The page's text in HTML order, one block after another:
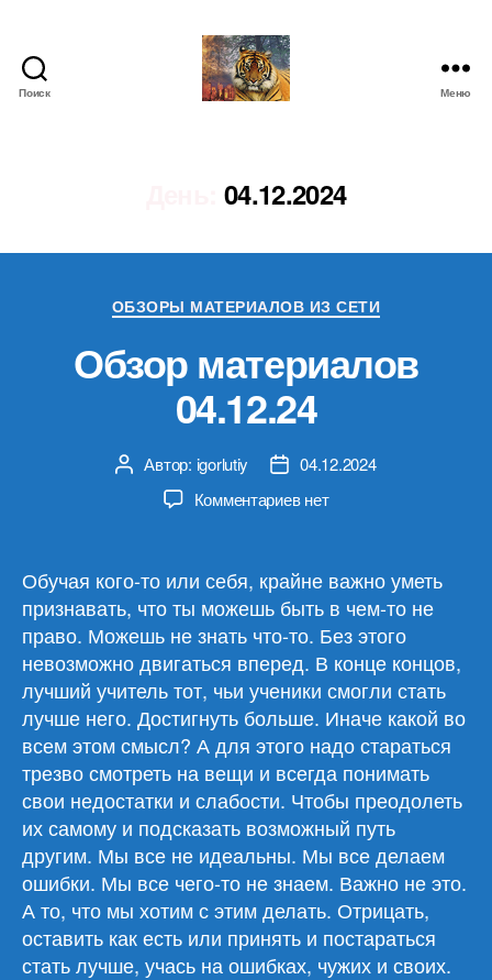
Поиск Меню
04.12.2024
Рубрики
ОБЗОРЫ МАТЕРИАЛОВ ИЗ СЕТИ
Обзор материалов
04.12.24
Автор
записи
Автор: igorlutiy
Дата04.12.2024
Комментариевк
материалов
04.12.24
нет
Обучая кого-то или себя, крайне важно уметь
признавать, что ты можешь быть в чем-то не
право. Можешь не знать что-то. Без этого
невозможно двигаться вперед. В конце концов,
лучший учитель тот, чьи ученики смогли стать
лучше него. Достигнуть больше. Иначе какой во
всем этом смысл? А для этого надо стараться
трезво смотреть на вещи и всегда понимать
свои недостатки и слабости. Чтобы преодолеть
их самому и подсказать возможный путь
другим. Мы все не идеальны. Мы все делаем
ошибки. Мы все чего-то не знаем. Важно не это.
А то, что мы хотим с этим делать. Отрицать,
оставить как есть или принять и постараться
стать лучше, учась на ошибках, чужих и своих.